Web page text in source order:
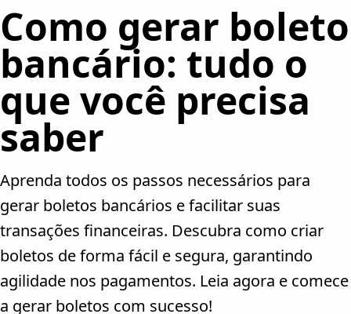
Como gerar boleto
bancário: tudo o
que você precisa
saber
Aprenda todos os passos necessários para
gerar boletos bancários e facilitar suas
transações financeiras. Descubra como criar
boletos de forma fácil e segura, garantindo
agilidade nos pagamentos. Leia agora e comece
a gerar boletos com sucesso!